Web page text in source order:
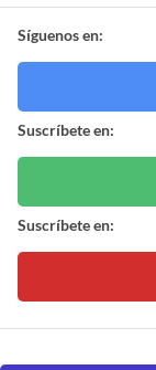
Síguenos en:
Suscríbete en:
Suscríbete en: